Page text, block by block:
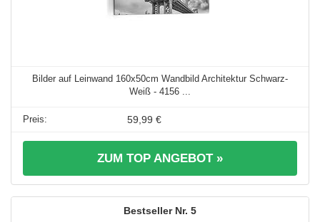
Bilder auf Leinwand 160x50cm Wandbild Architektur Schwarz-
Weiß - 4156 ...
59,99 €
ZUM TOP ANGEBOT »
5